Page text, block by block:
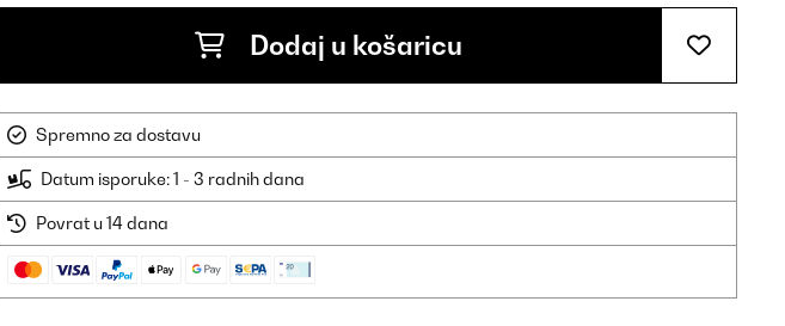
Dodaj u košaricu
Spremno za dostavu
Datum isporuke: 1 - 3 radnih dana
Povrat u 14 dana